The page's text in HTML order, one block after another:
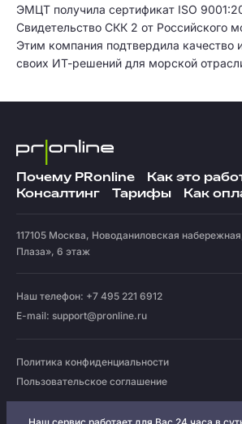
ЭМЦТ получила сертификат ISO
Свидетельство СКК 2 от Российского
Этим компания подтвердила качество
своих ИТ-решений для морской
Почему PRonline
Как это
Консалтинг
Тарифы Как
117105 Москва, Новоданиловская
Плаза», 6 этаж
Наш телефон: +7 495 221 6912
E-mail: support@pronline.ru
Политика конфиденциальности
Пользовательское соглашение